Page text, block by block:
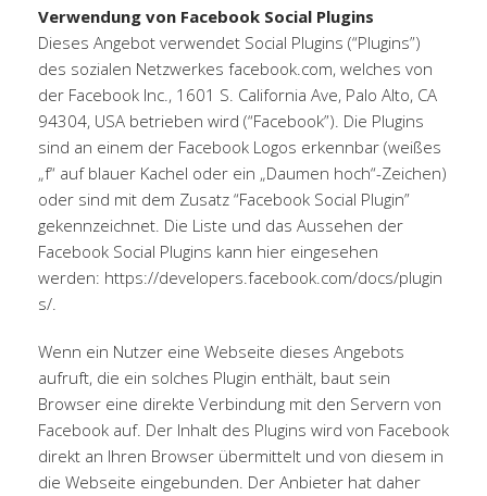
Verwendung von Facebook Social Plugins
Dieses Angebot verwendet Social Plugins (“Plugins”)
des sozialen Netzwerkes facebook.com, welches von
der Facebook Inc., 1601 S. California Ave, Palo Alto, CA
94304, USA betrieben wird (“Facebook”). Die Plugins
sind an einem der Facebook Logos erkennbar (weißes
„f“ auf blauer Kachel oder ein „Daumen hoch“-Zeichen)
oder sind mit dem Zusatz “Facebook Social Plugin”
gekennzeichnet. Die Liste und das Aussehen der
Facebook Social Plugins kann hier eingesehen
werden: https://developers.facebook.com/docs/plugin
s/.
Wenn ein Nutzer eine Webseite dieses Angebots
aufruft, die ein solches Plugin enthält, baut sein
Browser eine direkte Verbindung mit den Servern von
Facebook auf. Der Inhalt des Plugins wird von Facebook
direkt an Ihren Browser übermittelt und von diesem in
die Webseite eingebunden. Der Anbieter hat daher